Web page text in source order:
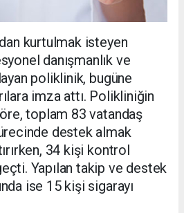
kurtulmak isteyen
danışmanlık ve
poliklinik, bugüne
imza attı. Polikliniğin
toplam 83 vatandaş
destek almak
34 kişi kontrol
Yapılan takip ve destek
ise 15 kişi sigarayı